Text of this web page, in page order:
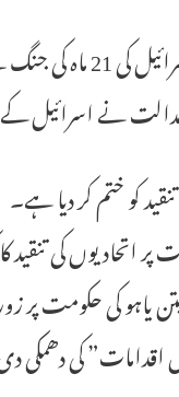
حماس کے ساتھ
نے اسرائیل
کو ختم کر دیا ہے۔
اتحادیوں کی
یاہو کی حکومت پر
کی دھمکی